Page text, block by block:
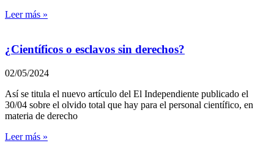
Leer más »
¿Científicos o esclavos sin derechos?
02/05/2024
Así se titula el nuevo artículo del El Independiente publicado el
30/04 sobre el olvido total que hay para el personal científico, en
materia de derecho
Leer más »